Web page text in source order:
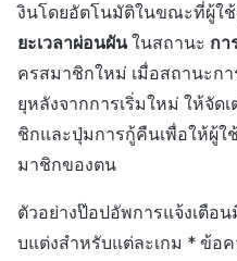
งินโดยอัตโนมัติในขณะที่ผู้ใ
ยะเวลาผ่อนผันในสถานะ กา
ครสมาชิกใหม่ เมื่อสถานะก
ยุหลังจากการเริ่มใหม่ ให้จั
ชิกและปุ่มการกู้คืนเพื่อให้ผู้ใ
มาชิกของตน
ตัวอย่างป๊อปอัพการแจ้งเตือ
บแต่งสำหรับแต่ละเกม * ข้อค